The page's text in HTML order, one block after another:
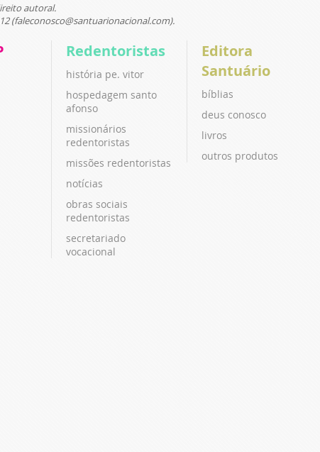
autoral.
(faleconosco@santuarionacional.com).
Redentoristas
história pe. vitor
hospedagem santo
afonso
missionários
redentoristas
missões redentoristas
notícias
obras sociais
redentoristas
secretariado
vocacional
Editora
Santuário
bíblias
deus conosco
livros
outros produtos